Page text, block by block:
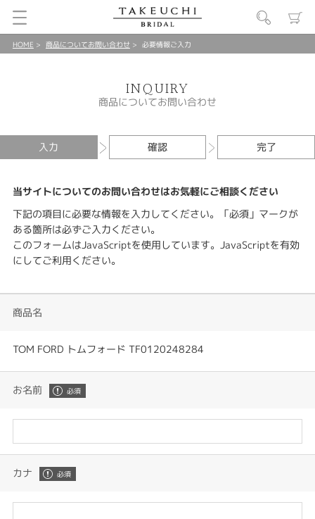
HOME 商品についてお問い合わせ 必要情報ご入力
INQUIRY
商品についてお問い合わせ
入力 確認 完了
当サイトについてのお問い合わせはお気軽にご相談ください
下記の項目に必要な情報を入力してください。「必須」マークが
ある箇所は必ずご入力ください。
このフォームはJavaScriptを使用しています。JavaScriptを有効
にしてご利用ください。
商品名
TOM FORD トムフォード TF0120248284
お名前
カナ